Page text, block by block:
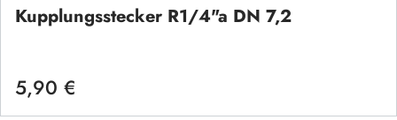
Kupplungsstecker R1/4"a DN 7,2
Regulärer Preis:
5,90 €